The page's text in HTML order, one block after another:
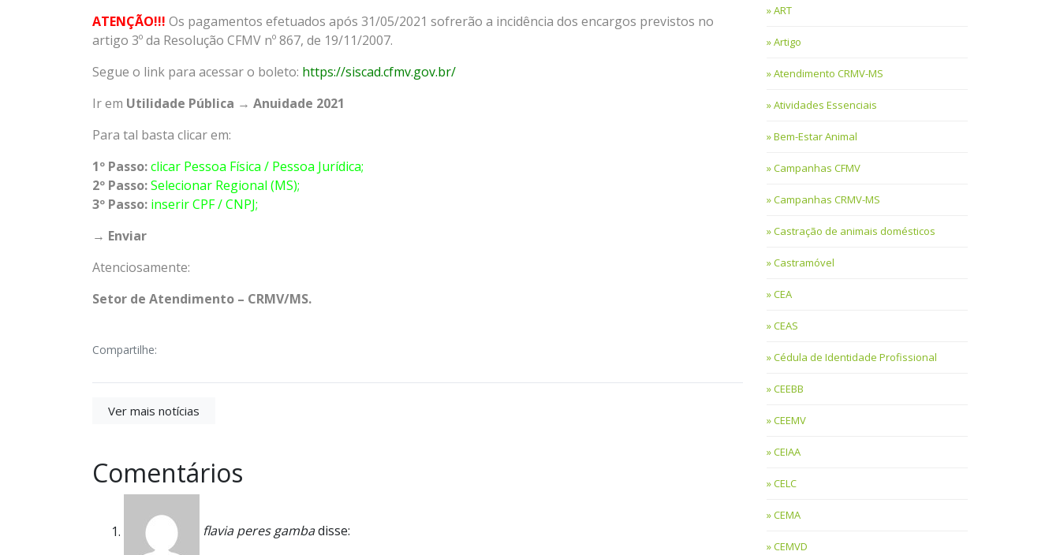
ATENÇÃO!!! Os pagamentos efetuados após 31/05/2021 sofrerão a incidência dos encargos previstos no
artigo 3º da Resolução CFMV nº 867, de 19/11/2007.
Segue o link para acessar o boleto: https://siscad.cfmv.gov.br/
Ir em Utilidade Pública → Anuidade 2021
Para tal basta clicar em:
1º Passo:clicar Pessoa Física / Pessoa Jurídica;
2º Passo:Selecionar Regional (MS);
3º Passo: inserir CPF / CNPJ;
→ Enviar
Atenciosamente:
Setor de Atendimento – CRMV/MS.
Compartilhe:
Ver mais notícias
Comentários
flavia peres gambadisse:
ART
Artigo
Atendimento CRMV-MS
Atividades Essenciais
Bem-Estar Animal
Campanhas CFMV
Campanhas CRMV-MS
Castração de animais domésticos
Castramóvel
CEA
CEAS
Cédula de Identidade Profissional
CEEBB
CEEMV
CEIAA
CELC
CEMA
CEMVD